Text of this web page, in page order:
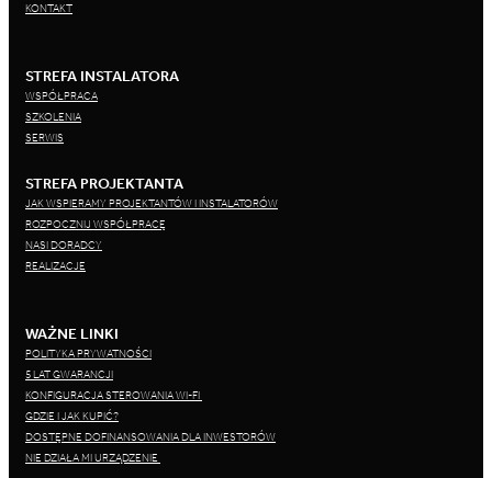
KONTAKT
STREFA INSTALATORA
WSPÓŁPRACA
SZKOLENIA
SERWIS
STREFA PROJEKTANTA
JAK WSPIERAMY PROJEKTANTÓW I INSTALATORÓW
ROZPOCZNIJ WSPÓŁPRACĘ
NASI DORADCY
REALIZACJE
WAŻNE LINKI
POLITYKA PRYWATNOŚCI
5 LAT GWARANCJI
KONFIGURACJA STEROWANIA WI-FI
GDZIE I JAK KUPIĆ?
DOSTĘPNE DOFINANSOWANIA DLA INWESTORÓW
NIE DZIAŁA MI URZĄDZENIE